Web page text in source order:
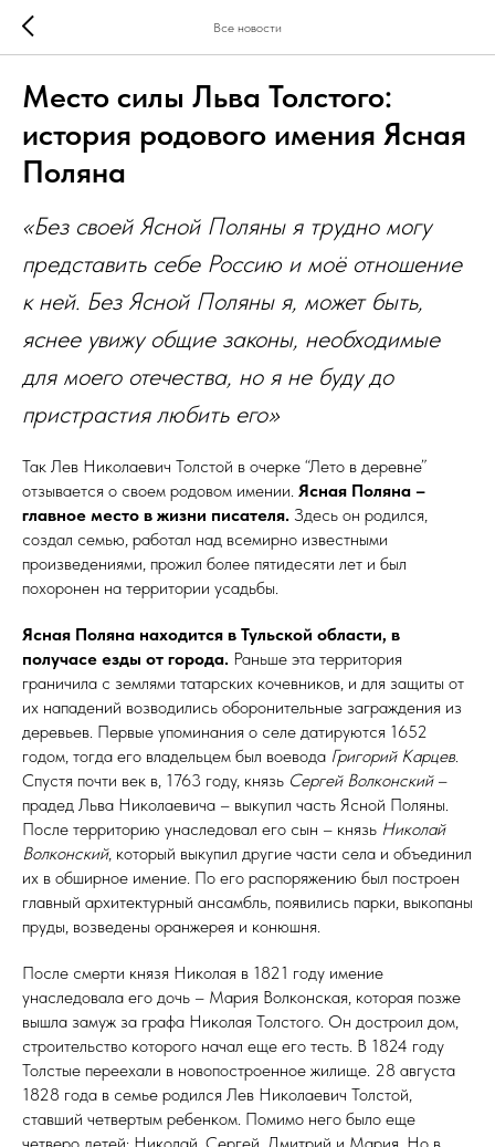
Все новости
Место силы Льва Толстого:
история родового имения Ясная
Поляна
«Без своей Ясной Поляны я трудно могу
представить себе Россию и моё отношение
к ней. Без Ясной Поляны я, может быть,
яснее увижу общие законы, необходимые
для моего отечества, но я не буду до
пристрастия любить его»
Так Лев Николаевич Толстой в очерке “Лето в деревне”
отзывается о своем родовом имении. Ясная Поляна –
главное место в жизни писателя. Здесь он родился,
создал семью, работал над всемирно известными
произведениями, прожил более пятидесяти лет и был
похоронен на территории усадьбы.
Ясная Поляна находится в Тульской области, в
получасе езды от города. Раньше эта территория
граничила с землями татарских кочевников, и для защиты от
их нападений возводились оборонительные заграждения из
деревьев. Первые упоминания о селе датируются 1652
годом, тогда его владельцем был воевода Григорий Карцев.
Спустя почти век в, 1763 году, князь Сергей Волконский–
прадед Льва Николаевича – выкупил часть Ясной Поляны.
После территорию унаследовал его сын – князь Николай
Волконский, который выкупил другие части села и объединил
их в обширное имение. По его распоряжению был построен
главный архитектурный ансамбль, появились парки, выкопаны
пруды, возведены оранжерея и конюшня.
После смерти князя Николая в 1821 году имение
унаследовала его дочь – Мария Волконская, которая позже
вышла замуж за графа Николая Толстого. Он достроил дом,
строительство которого начал еще его тесть. В 1824 году
Толстые переехали в новопостроенное жилище. 28 августа
1828 года в семье родился Лев Николаевич Толстой,
ставший четвертым ребенком. Помимо него было еще